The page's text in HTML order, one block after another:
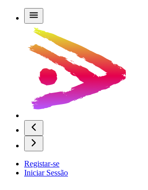
Registar-se
Iniciar Sessão